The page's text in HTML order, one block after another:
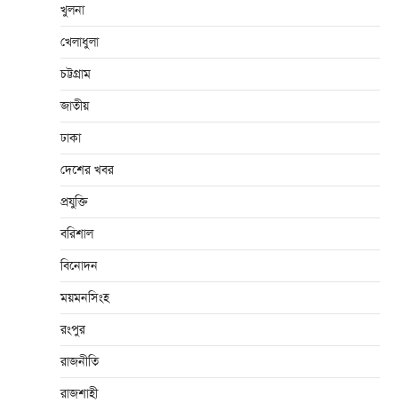
খুলনা
খেলাধুলা
চট্টগ্রাম
জাতীয়
ঢাকা
দেশের খবর
প্রযুক্তি
বরিশাল
বিনোদন
ময়মনসিংহ
রংপুর
রাজনীতি
রাজশাহী